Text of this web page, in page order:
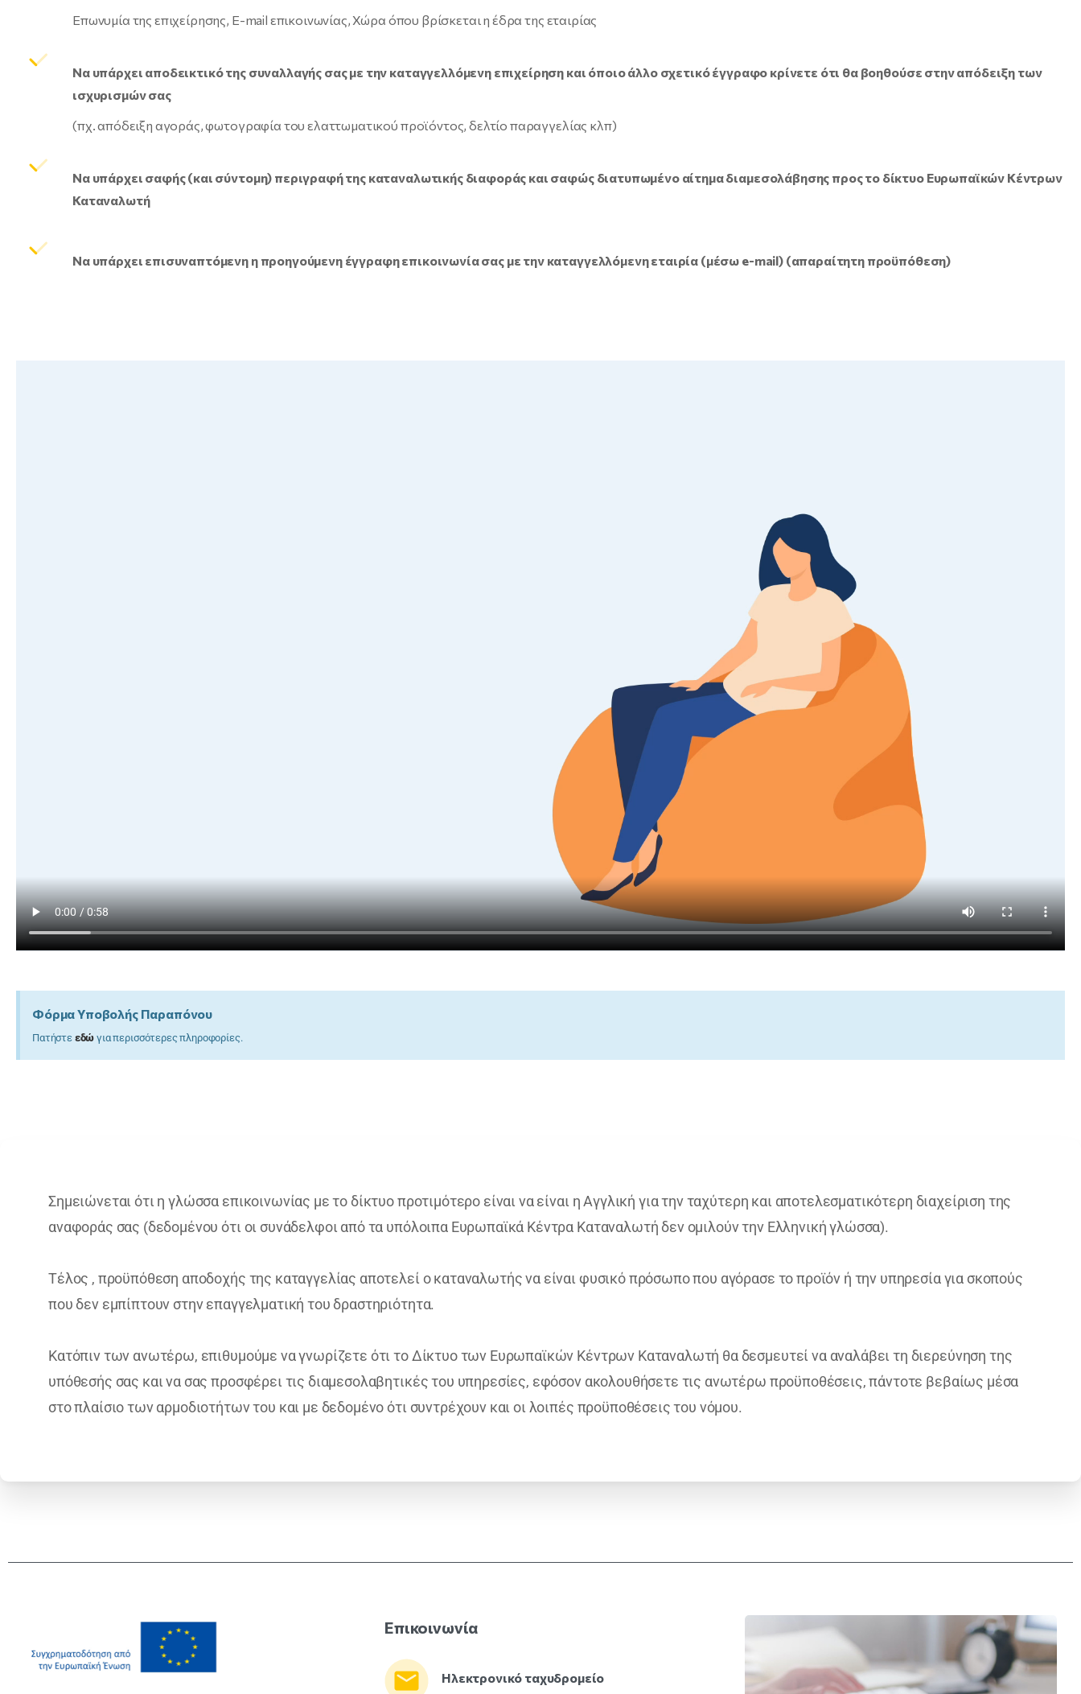
Επωνυμία της επιχείρησης, E-mail επικοινωνίας, Χώρα όπου βρίσκεται η έδρα της εταιρίας
Να υπάρχει αποδεικτικό της συναλλαγής σας με την καταγγελλόμενη επιχείρηση και όποιο άλλο σχετικό έγγραφο κρίνετε ότι θα βοηθούσε στην απόδειξη των
ισχυρισμών σας
(πχ. απόδειξη αγοράς, φωτογραφία του ελαττωματικού προϊόντος, δελτίο παραγγελίας κλπ)
Να υπάρχει σαφής (και σύντομη) περιγραφή της καταναλωτικής διαφοράς και σαφώς διατυπωμένο αίτημα διαμεσολάβησης προς το δίκτυο Ευρωπαϊκών Κέντρων
Καταναλωτή
Να υπάρχει επισυναπτόμενη η προηγούμενη έγγραφη επικοινωνία σας με την καταγγελλόμενη εταιρία (μέσω e-mail) (απαραίτητη προϋπόθεση)
Φόρμα Υποβολής Παραπόνου
Πατήστε εδώ για περισσότερες πληροφορίες.
Σημειώνεται ότι η γλώσσα επικοινωνίας με το δίκτυο προτιμότερο είναι να είναι η Αγγλική για την ταχύτερη και αποτελεσματικότερη διαχείριση της
αναφοράς σας (δεδομένου ότι οι συνάδελφοι από τα υπόλοιπα Ευρωπαϊκά Κέντρα Καταναλωτή δεν ομιλούν την Ελληνική γλώσσα).
Τέλος , προϋπόθεση αποδοχής της καταγγελίας αποτελεί ο καταναλωτής να είναι φυσικό πρόσωπο που αγόρασε το προϊόν ή την υπηρεσία για σκοπούς
που δεν εμπίπτουν στην επαγγελματική του δραστηριότητα.
Κατόπιν των ανωτέρω, επιθυμούμε να γνωρίζετε ότι το Δίκτυο των Ευρωπαϊκών Κέντρων Καταναλωτή θα δεσμευτεί να αναλάβει τη διερεύνηση της
υπόθεσής σας και να σας προσφέρει τις διαμεσολαβητικές του υπηρεσίες, εφόσον ακολουθήσετε τις ανωτέρω προϋποθέσεις, πάντοτε βεβαίως μέσα
στο πλαίσιο των αρμοδιοτήτων του και με δεδομένο ότι συντρέχουν και οι λοιπές προϋποθέσεις του νόμου.
Επικοινωνία
Ηλεκτρονικό ταχυδρομείο